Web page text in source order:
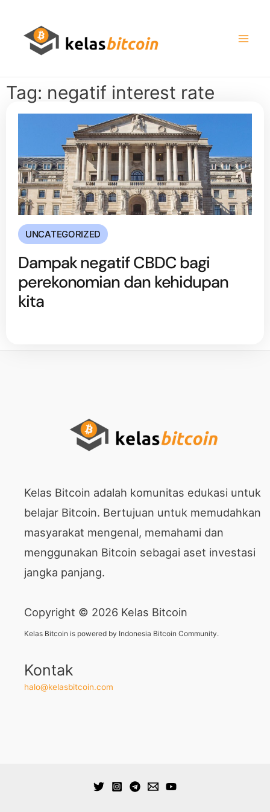
Tag: negatif interest rate
UNCATEGORIZED
Dampak negatif CBDC bagi
perekonomian dan kehidupan
kita
Kelas Bitcoin adalah komunitas edukasi untuk
belajar Bitcoin. Bertujuan untuk memudahkan
masyarakat mengenal, memahami dan
menggunakan Bitcoin sebagai aset investasi
jangka panjang.
Copyright © 2026 Kelas Bitcoin
Kelas Bitcoin is powered by Indonesia Bitcoin Community.
Kontak
halo@kelasbitcoin.com